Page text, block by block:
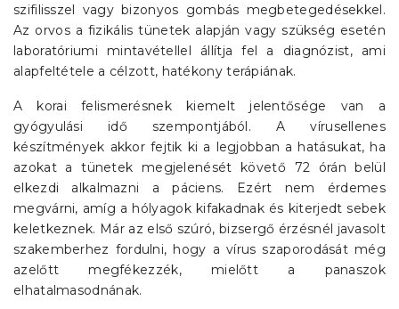
szifilisszel vagy bizonyos gombás megbetegedésekkel.
Az orvos a fizikális tünetek alapján vagy szükség esetén
laboratóriumi mintavétellel állítja fel a diagnózist, ami
alapfeltétele a célzott, hatékony terápiának.
A korai felismerésnek kiemelt jelentősége van a
gyógyulási idő szempontjából. A vírusellenes
készítmények akkor fejtik ki a legjobban a hatásukat, ha
azokat a tünetek megjelenését követő 72 órán belül
elkezdi alkalmazni a páciens. Ezért nem érdemes
megvárni, amíg a hólyagok kifakadnak és kiterjedt sebek
keletkeznek. Már az első szúró, bizsergő érzésnél javasolt
szakemberhez fordulni, hogy a vírus szaporodását még
azelőtt megfékezzék, mielőtt a panaszok
elhatalmasodnának.